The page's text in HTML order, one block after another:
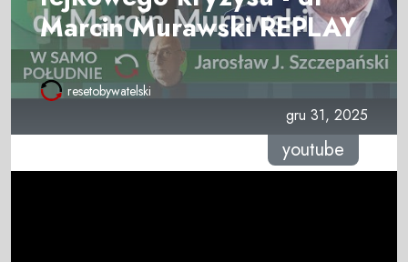
Marcin Murawski REPLAY
resetobywatelski
gru 31, 2025
youtube